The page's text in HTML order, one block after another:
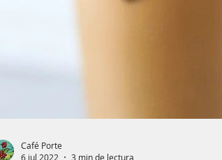
Café Porte
6 jul 2022
3 min de lectura